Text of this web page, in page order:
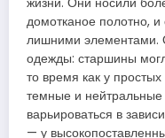
домотканое полотно,
лишними элементами.
одежды: старшины
то время как у
темные и
варьироваться в
— у